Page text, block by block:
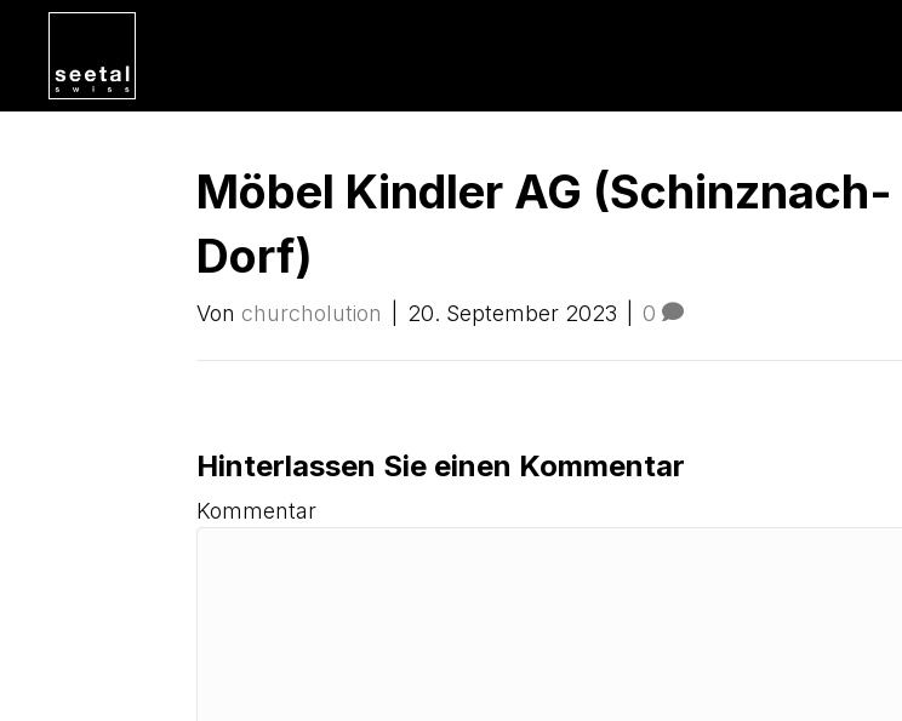
Möbel Kindler AG (Schinznach-
Dorf)
Von churcholution 20. September 2023 0
Hinterlassen Sie einen Kommentar
Kommentar